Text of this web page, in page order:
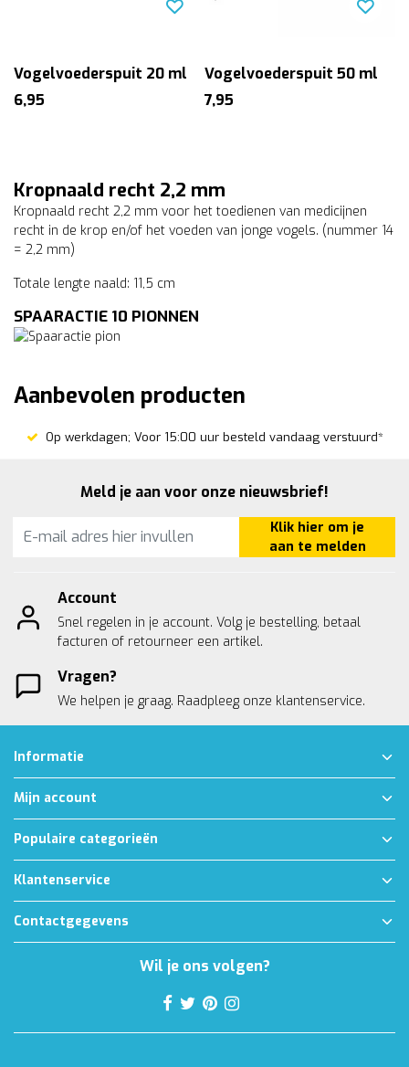
Vogelvoederspuit 20 ml
6,95
Vogelvoederspuit 50 ml
7,95
Kropnaald recht 2,2 mm
Kropnaald recht 2,2 mm voor het toedienen van medicijnen
recht in de krop en/of het voeden van jonge vogels. (nummer 14
= 2,2 mm)
Totale lengte naald: 11,5 cm
SPAARACTIE 10 PIONNEN
Aanbevolen producten
Op werkdagen; Voor 15:00 uur besteld vandaag verstuurd*
Meld je aan voor onze nieuwsbrief!
Klik hier om je
aan te melden
Account
Snel regelen in je account. Volg je bestelling, betaal
facturen of retourneer een artikel.
Vragen?
We helpen je graag. Raadpleeg onze klantenservice.
Informatie
Mijn account
Populaire categorieën
Klantenservice
Contactgegevens
Wil je ons volgen?